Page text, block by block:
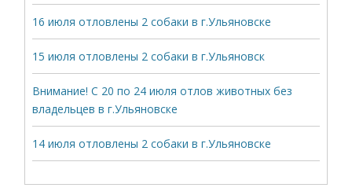
16 июля отловлены 2 собаки в г.Ульяновске
15 июля отловлены 2 собаки в г.Ульяновск
Внимание! С 20 по 24 июля отлов животных без
владельцев в г.Ульяновске
14 июля отловлены 2 собаки в г.Ульяновске